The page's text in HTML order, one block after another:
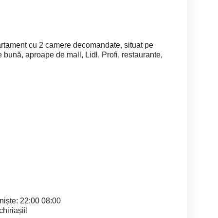
cu 2 camere decomandate, situat pe
aproape de mall, Lidl, Profi, restaurante,
22:00 08:00